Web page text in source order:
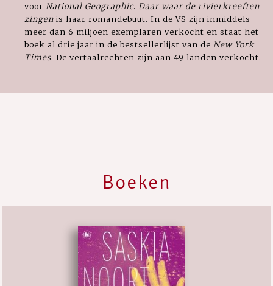
voor National Geographic. Daar waar de rivierkreeften
zingen is haar romandebuut. In de VS zijn inmiddels
meer dan 6 miljoen exemplaren verkocht en staat het
boek al drie jaar in de bestsellerlijst van de New York
Times. De vertaalrechten zijn aan 49 landen verkocht.
Boeken